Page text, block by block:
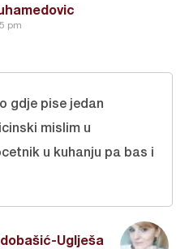
pm
Uglješa
gdje pise jedan
mislim u
u kuhanju pa bas i